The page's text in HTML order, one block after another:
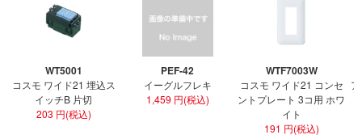
WT5001
コスモ ワイド21 埋込ス
イッチB 片切
203 円(税込)
PEF-42
イーグルフレキ
1,459 円(税込)
WTF7003W
コスモ ワイド21 コンセ
ントプレート 3コ用 ホワ
イト
191 円(税込)